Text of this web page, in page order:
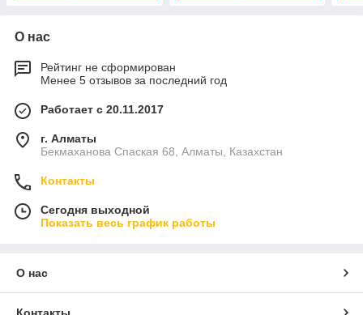
О нас
Рейтинг не сформирован
Менее 5 отзывов за последний год
Работает с 20.11.2017
г. Алматы
Бекмаханова Спаская 68, Алматы, Казахстан
Контакты
Сегодня выходной
Показать весь график работы
О нас